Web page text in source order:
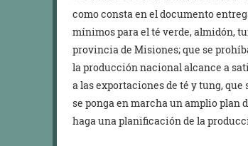
como consta en el documento
mínimos para el té verde, almidón,
provincia de Misiones; que se
la producción nacional alcance a
a las exportaciones de té y tung,
se ponga en marcha un amplio plan
haga una planificación de la